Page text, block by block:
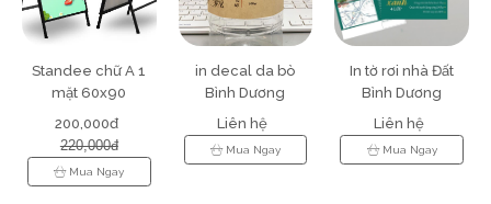
Standee chữ A 1
mặt 60x90
200,000đ
220,000đ
Mua Ngay
in decal da bò
Bình Dương
Liên hệ
Mua Ngay
In tờ rơi nhà Đất
Bình Dương
Liên hệ
Mua Ngay